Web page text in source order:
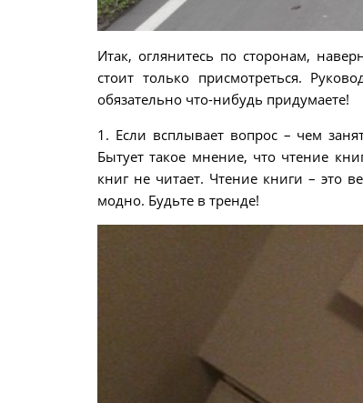
Итак, оглянитесь по сторонам,
стоит только присмотреться.
обязательно что-нибудь придумаете!
1. Если всплывает вопрос – чем
Бытует такое мнение, что чтение
книг не читает. Чтение книги – это
модно. Будьте в тренде!